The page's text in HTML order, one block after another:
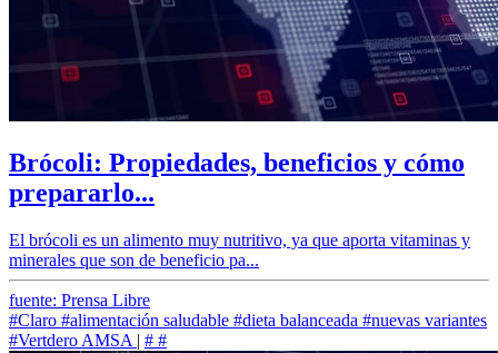
Brócoli: Propiedades, beneficios y cómo
prepararlo...
El brócoli es un alimento muy nutritivo, ya que aporta vitaminas y
minerales que son de beneficio pa...
fuente: Prensa Libre
#Claro #alimentación saludable #dieta balanceada #nuevas variantes
#Vertdero AMSA | # #